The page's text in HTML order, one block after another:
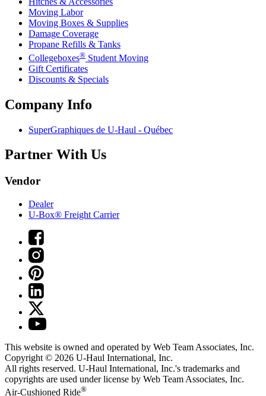
Moving Labor
Moving Boxes & Supplies
Damage Coverage
Propane Refills & Tanks
Collegeboxes® Student Moving
Gift Certificates
Discounts & Specials
Company Info
SuperGraphiques de U-Haul - Québec
Partner With Us
Vendor
Dealer
U-Box® Freight Carrier
This website is owned and operated by Web Team Associates, Inc.
Copyright © 2026 U-Haul International, Inc.
All rights reserved. U-Haul International, Inc.'s trademarks and
copyrights are used under license by Web Team Associates, Inc.
Air-Cushioned Ride®